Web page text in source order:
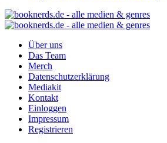
Über uns
Das Team
Merch
Datenschutzerklärung
Mediakit
Kontakt
Einloggen
Impressum
Registrieren